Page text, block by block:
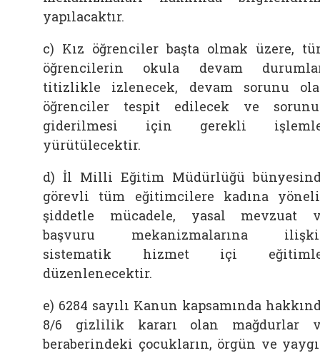
yapılacaktır.
c) Kız öğrenciler başta olmak üzere,
öğrencilerin okula devam
titizlikle izlenecek, devam sorunu
öğrenciler tespit edilecek ve
giderilmesi için gerekli
yürütülecektir.
d) İl Milli Eğitim Müdürlüğü
görevli tüm eğitimcilere kadına
şiddetle mücadele, yasal mevzuat
başvuru mekanizmalarına
sistematik hizmet içi
düzenlenecektir.
e) 6284 sayılı Kanun kapsamında
8/6 gizlilik kararı olan mağdurlar
beraberindeki çocukların, örgün ve